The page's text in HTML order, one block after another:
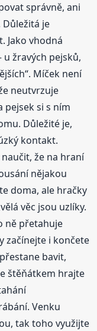
správně, ani
je
Jako vhodná
žravých pejsků,
Míček není
neutvrzuje
pejsek si s ním
Důležité je,
kontakt.
že na hraní
nějakou
doma, ale hračky
věc jsou uzlíky.
ně přetahuje
začínejte i končete
bavit,
štěňátkem hrajte
Venku
tak toho využijte